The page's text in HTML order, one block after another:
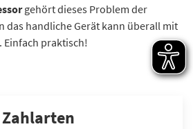
gehört dieses Problem der
das handliche Gerät kann überall mit
praktisch!
Zahlarten